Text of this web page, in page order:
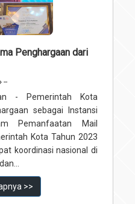
Teknis (UPT)
Penghargaan dari
--
- Pemerintah Kota
sebagai Instansi
Pemanfaatan Mail
Kota Tahun 2023
koordinasi nasional di
>>